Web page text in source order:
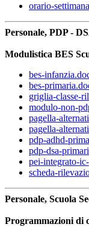
orario-
Personale, PDP -
Modulistica BES
bes-
bes-
griglia-classe-
modulo-non-
pagella-
pagella-
pdp-adhd-
pdp-dsa-
pei-integrato-
scheda-
Personale, Scuola
Programmazioni di